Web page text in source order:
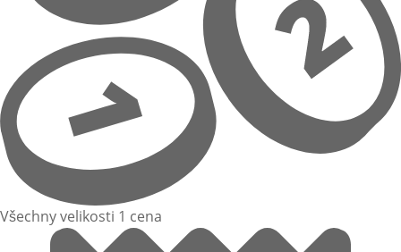
Všechny velikosti 1 cena